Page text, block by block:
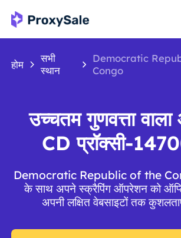
होम
सभी
स्थान
Democratic
Congo
उच्चतम गुणवत्ता
CD प्रॉक्सी-
Democratic Republic of the
के साथ अपने स्क्रैपिंग ऑपरेशन को
अपनी लक्षित वेबसाइटों तक